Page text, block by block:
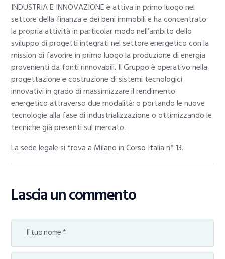
INDUSTRIA E INNOVAZIONE è attiva in primo luogo nel
settore della finanza e dei beni immobili e ha concentrato
la propria attività in particolar modo nell’ambito dello
sviluppo di progetti integrati nel settore energetico con la
mission di favorire in primo luogo la produzione di energia
provenienti da fonti rinnovabili. Il Gruppo è operativo nella
progettazione e costruzione di sistemi tecnologici
innovativi in grado di massimizzare il rendimento
energetico attraverso due modalità: o portando le nuove
tecnologie alla fase di industrializzazione o ottimizzando le
tecniche già presenti sul mercato.
La sede legale si trova a Milano in Corso Italia n° 13.
Lascia un commento